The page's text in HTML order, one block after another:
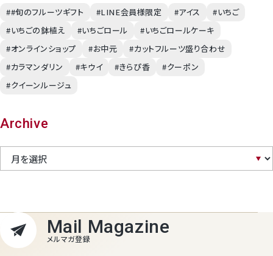
##旬のフルーツギフト #LINE会員様限定 #アイス
#いちご
#いちごの鉢植え
#いちごロール
#いちごロールケーキ
#オンラインショップ
#お中元
#カットフルーツ盛り合わせ
#カラマンダリン
#キウイ #きらぴ香
#クーポン
#クイーンルージュ
Archive